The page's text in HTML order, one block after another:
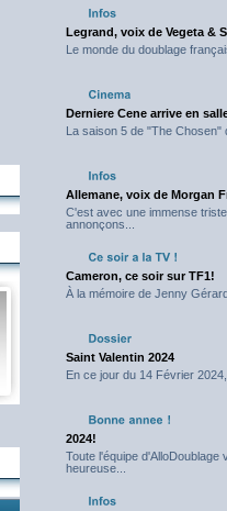
Legrand, voix de Vegeta &
Le monde du doublage
Derniere Cene arrive en
La saison 5 de "The Chosen"
Allemane, voix de Morgan
C'est avec une immense
annonçons...
Cameron, ce soir sur TF1!
À la mémoire de Jenny
Saint Valentin 2024
En ce jour du 14 Février 2024,
2024!
Toute l'équipe d'AlloDoublage
heureuse...